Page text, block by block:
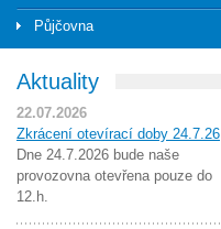
Půjčovna
Aktuality
22.07.2026
Zkrácení otevírací doby 24.7.26
Dne 24.7.2026 bude naše
provozovna otevřena pouze do
12.h.